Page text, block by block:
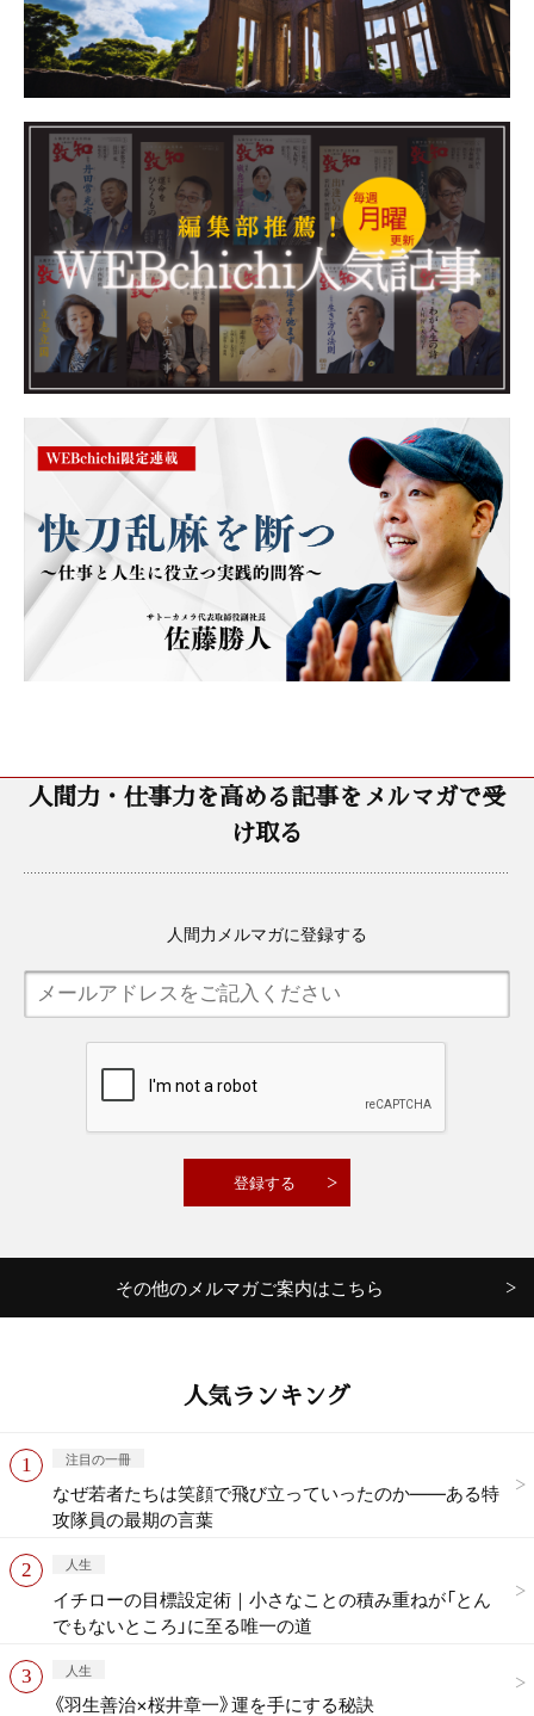
人間力・仕事力を高める記事をメルマガで受
け取る
人間力メルマガに登録する
その他のメルマガご案内はこちら
人気ランキング
注目の一冊
なぜ若者たちは笑顔で飛び立っていったのか——ある特
攻隊員の最期の言葉
人生
イチローの目標設定術｜小さなことの積み重ねが「とん
でもないところ」に至る唯一の道
人生
《羽生善治×桜井章一》運を手にする秘訣